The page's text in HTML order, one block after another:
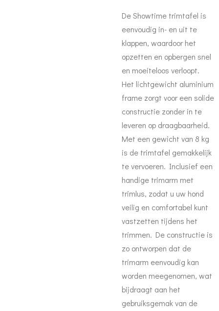
De Showtime trimtafel is
eenvoudig in- en uit te
klappen, waardoor het
opzetten en opbergen snel
en moeiteloos verloopt.
Het lichtgewicht aluminium
frame zorgt voor een solide
constructie zonder in te
leveren op draagbaarheid.
Met een gewicht van 8 kg
is de trimtafel gemakkelijk
te vervoeren. Inclusief een
handige trimarm met
trimlus, zodat u uw hond
veilig en comfortabel kunt
vastzetten tijdens het
trimmen. De constructie is
zo ontworpen dat de
trimarm eenvoudig kan
worden meegenomen, wat
bijdraagt aan het
gebruiksgemak van de